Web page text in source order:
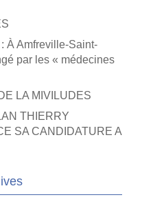
À Amfreville-Saint-
par les « médecines
LA MIVILUDES
THIERRY
SA CANDIDATURE A